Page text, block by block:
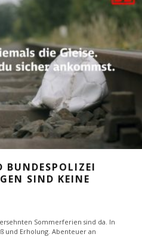
BUNDESPOLIZEI
SIND KEINE
Sommerferien sind da. In
und Erholung. Abenteuer an